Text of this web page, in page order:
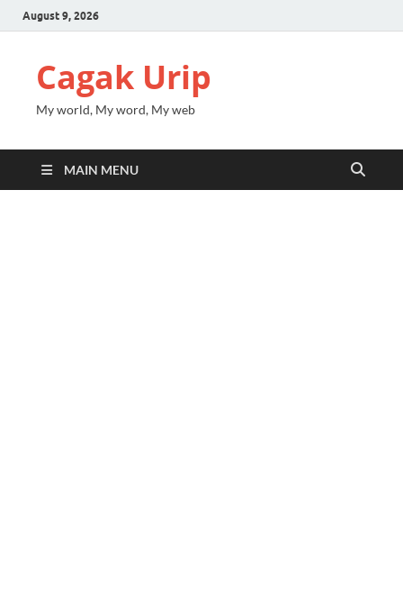
August 9, 2026
Cagak Urip
My world, My word, My web
MAIN MENU